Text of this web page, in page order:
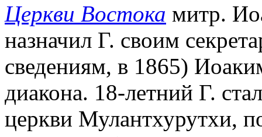
Церкви Востока митр.
назначил Г. своим
сведениям, в 1865)
диакона. 18-летний Г.
церкви Мулантхурутхи,